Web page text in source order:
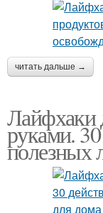
читать дальше →
Лайфхаки
руками.
полезных